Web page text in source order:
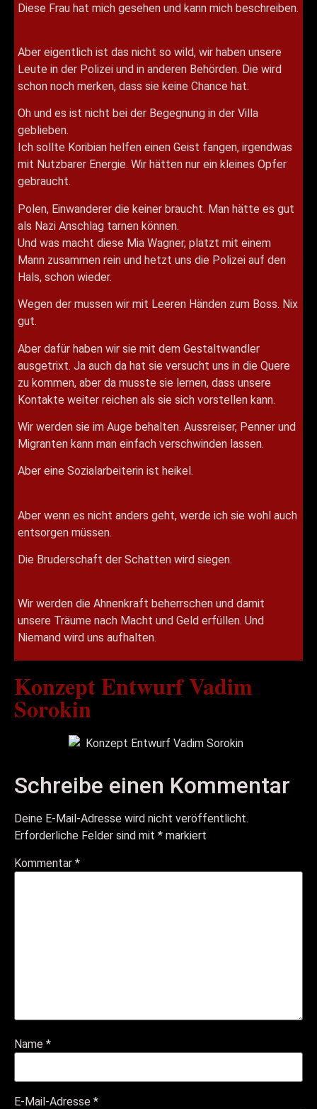
Diese Frau hat mich gesehen und kann mich beschreiben.
Aber eigentlich ist das nicht so wild, wir haben unsere
Leute in der Polizei und in anderen Behörden. Die wird
schon noch merken, dass sie keine Chance hat.
Oh und es ist nicht bei der Begegnung in der Villa
geblieben.
Ich sollte Koribian helfen einen Geist fangen, irgendwas
mit Nutzbarer Energie. Wir hätten nur ein kleines Opfer
gebraucht.
Polen, Einwanderer die keiner braucht. Man hätte es gut
als Nazi Anschlag tarnen können.
Und was macht diese Mia Wagner, platzt mit einem
Mann zusammen rein und hetzt uns die Polizei auf den
Hals, schon wieder.
Wegen der mussen wir mit Leeren Händen zum Boss. Nix
gut.
Aber dafür haben wir sie mit dem Gestaltwandler
ausgetrixt. Ja auch da hat sie versucht uns in die Quere
zu kommen, aber da musste sie lernen, dass unsere
Kontakte weiter reichen als sie sich vorstellen kann.
Wir werden sie im Auge behalten. Aussreiser, Penner und
Migranten kann man einfach verschwinden lassen.
Aber eine Sozialarbeiterin ist heikel.
Aber wenn es nicht anders geht, werde ich sie wohl auch
entsorgen müssen.
Die Bruderschaft der Schatten wird siegen.
Wir werden die Ahnenkraft beherrschen und damit
unsere Träume nach Macht und Geld erfüllen. Und
Niemand wird uns aufhalten.
Konzept Entwurf Vadim
Sorokin
Schreibe einen Kommentar
Deine E-Mail-Adresse wird nicht veröffentlicht.
Erforderliche Felder sind mit * markiert
Kommentar *
Name *
E-Mail-Adresse *